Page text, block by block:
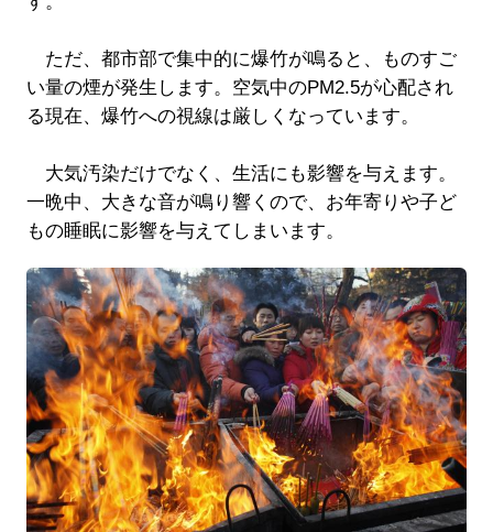
ただ、都市部で集中的に爆竹が鳴ると、ものすご
い量の煙が発生します。空気中のPM2.5が心配され
る現在、爆竹への視線は厳しくなっています。
大気汚染だけでなく、生活にも影響を与えます。
一晩中、大きな音が鳴り響くので、お年寄りや子ど
もの睡眠に影響を与えてしまいます。